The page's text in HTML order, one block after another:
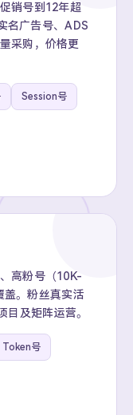
销号到12年超
名广告号、ADS
采购，价格更
Session号
高粉号（10K-
。粉丝真实活
目及矩阵运营。
Token号